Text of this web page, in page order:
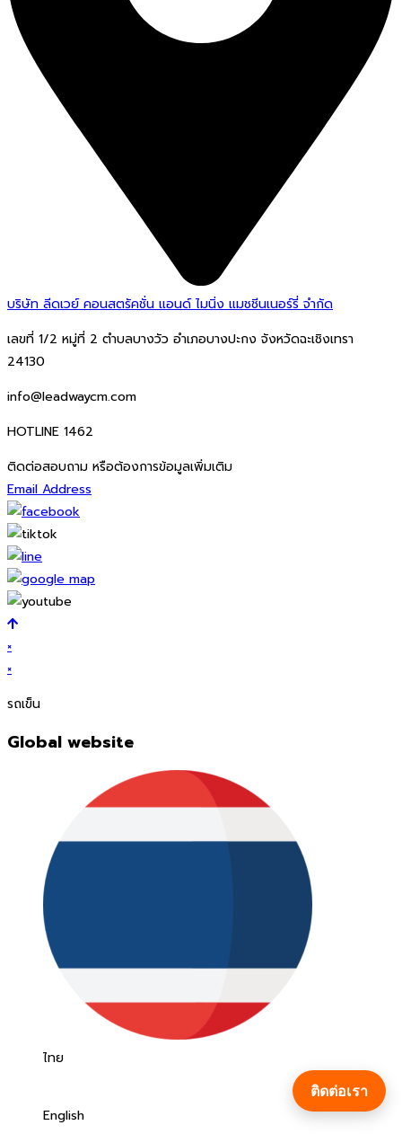
ติดต่อเรา
บริษัท ลีดเวย์ คอนสตรัคชั่น แอนด์ ไมนิ่ง แมชชีนเนอร์รี่ จำกัด
เลขที่ 1/2 หมู่ที่ 2 ตำบลบางวัว อำเภอบางปะกง จังหวัดฉะเชิงเทรา
24130
info@leadwaycm.com
HOTLINE 1462
ติดต่อสอบถาม หรือต้องการข้อมูลเพิ่มเติม
Email Address
×
×
รถเข็น
Global website
ไทย
English